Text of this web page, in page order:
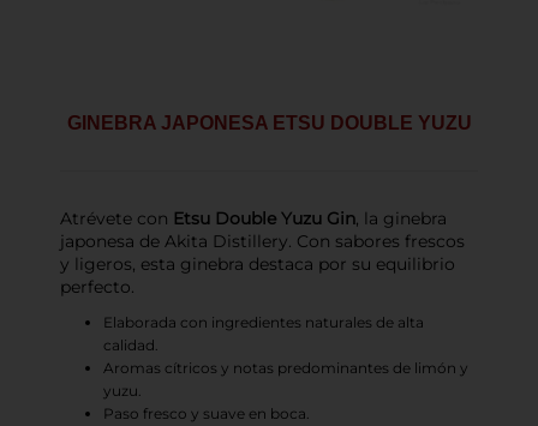
GINEBRA JAPONESA ETSU DOUBLE YUZU
Atrévete con Etsu Double Yuzu Gin, la ginebra
japonesa de Akita Distillery. Con sabores frescos
y ligeros, esta ginebra destaca por su equilibrio
perfecto.
Elaborada con ingredientes naturales de alta
calidad.
Aromas cítricos y notas predominantes de limón y
yuzu.
Paso fresco y suave en boca.